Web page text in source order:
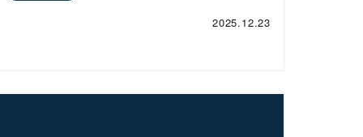
2025.12.23